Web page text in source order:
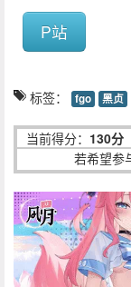
P站
标签： fgo 黑贞
当前得分： 130分
若希望参